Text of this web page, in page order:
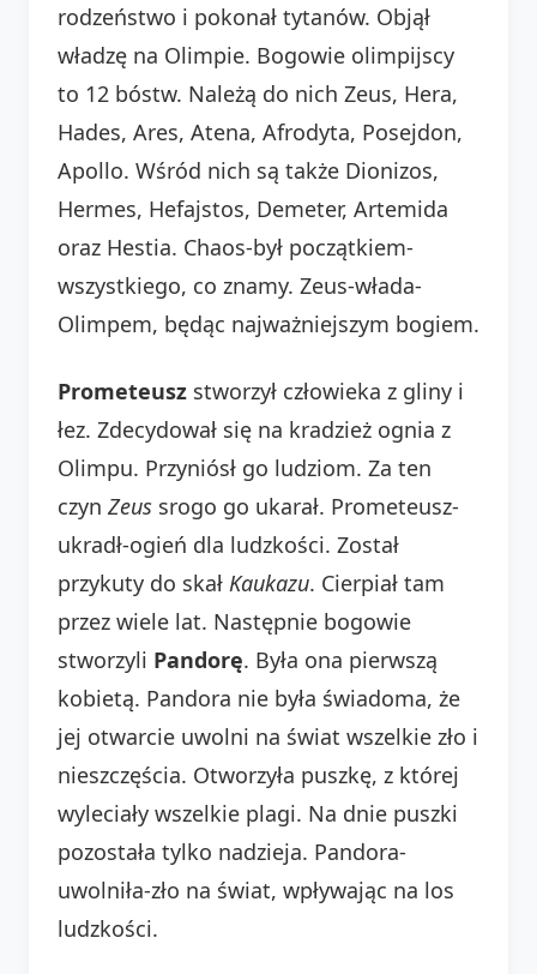
rodzeństwo i pokonał tytanów. Objął
władzę na Olimpie. Bogowie olimpijscy
to 12 bóstw. Należą do nich Zeus, Hera,
Hades, Ares, Atena, Afrodyta, Posejdon,
Apollo. Wśród nich są także Dionizos,
Hermes, Hefajstos, Demeter, Artemida
oraz Hestia. Chaos-był początkiem-
wszystkiego, co znamy. Zeus-włada-
Olimpem, będąc najważniejszym bogiem.
Prometeusz stworzył człowieka z gliny i
łez. Zdecydował się na kradzież ognia z
Olimpu. Przyniósł go ludziom. Za ten
czyn Zeus srogo go ukarał. Prometeusz-
ukradł-ogień dla ludzkości. Został
przykuty do skał Kaukazu. Cierpiał tam
przez wiele lat. Następnie bogowie
stworzyli Pandorę. Była ona pierwszą
kobietą. Pandora nie była świadoma, że
jej otwarcie uwolni na świat wszelkie zło i
nieszczęścia. Otworzyła puszkę, z której
wyleciały wszelkie plagi. Na dnie puszki
pozostała tylko nadzieja. Pandora-
uwolniła-zło na świat, wpływając na los
ludzkości.